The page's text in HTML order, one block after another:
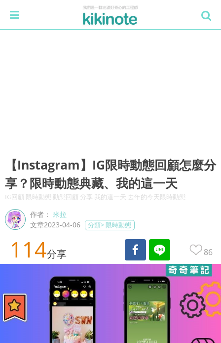
【Instagram】IG限時動態回顧怎麼分
享？限時動態典藏、我的這一天
IG回顧 限時動態 動態回顧 分享 我的這一天 去年的今天限時動態
作者：米拉
文章2023-04-06
分類>限時動態
114分享 86